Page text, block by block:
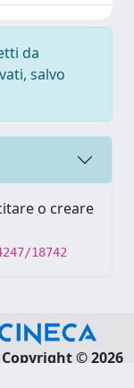
da
salvo
o creare
18742
Copyright © 2026